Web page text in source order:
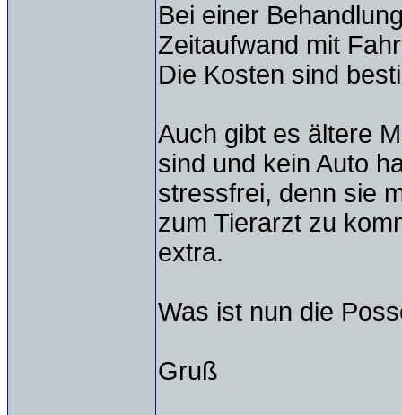
Bei einer
Zeitaufwand mit
Die Kosten sind
Auch gibt es ältere
sind und kein Auto
stressfrei, denn sie
zum Tierarzt zu
extra.
Was ist nun die
Gruß